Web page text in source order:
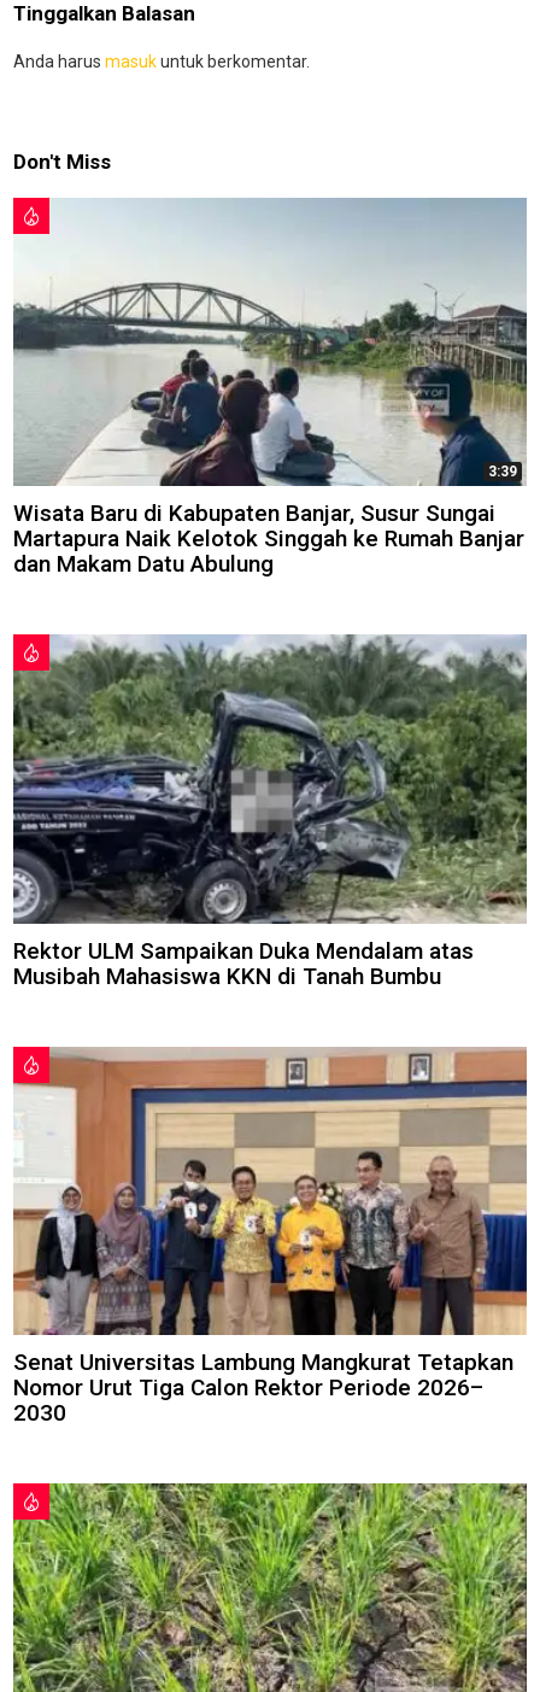
Tinggalkan Balasan
Anda harus masukuntuk berkomentar.
Don't Miss
3:39
Wisata Baru di Kabupaten Banjar, Susur Sungai
Martapura Naik Kelotok Singgah ke Rumah Banjar
dan Makam Datu Abulung
Rektor ULM Sampaikan Duka Mendalam atas
Musibah Mahasiswa KKN di Tanah Bumbu
Senat Universitas Lambung Mangkurat Tetapkan
Nomor Urut Tiga Calon Rektor Periode 2026–
2030